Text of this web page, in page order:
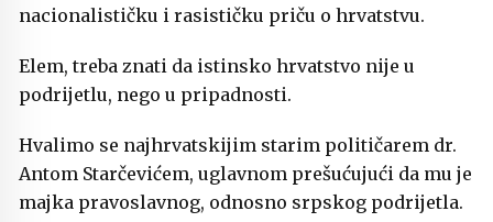
nacionalističku i rasističku priču o hrvatstvu.
Elem, treba znati da istinsko hrvatstvo nije u
podrijetlu, nego u pripadnosti.
Hvalimo se najhrvatskijim starim političarem dr.
Antom Starčevićem, uglavnom prešućujući da mu je
majka pravoslavnog, odnosno srpskog podrijetla.